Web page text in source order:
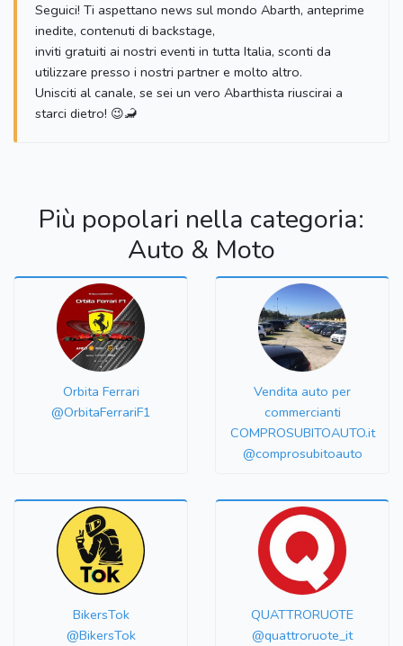
Seguici! Ti aspettano news sul mondo Abarth, anteprime
inedite, contenuti di backstage,
inviti gratuiti ai nostri eventi in tutta Italia, sconti da
utilizzare presso i nostri partner e molto altro.
Unisciti al canale, se sei un vero Abarthista riuscirai a
starci dietro! 😉🦂
Più popolari nella categoria:
Auto & Moto
Orbita Ferrari
@OrbitaFerrariF1
Vendita auto per
commercianti
COMPROSUBITOAUTO.it
@comprosubitoauto
BikersTok
@BikersTok
QUATTRORUOTE
@quattroruote_it